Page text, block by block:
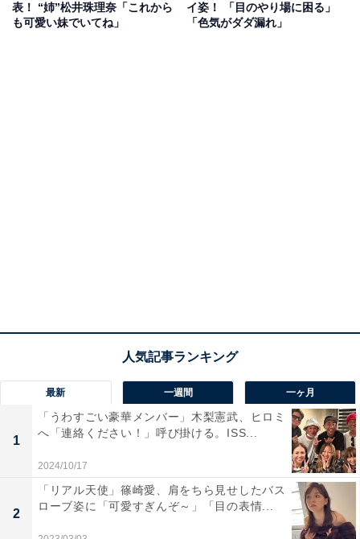
表！ “姉”松井珠理奈「これから
も可愛い妹でいてね」
イ姿！ 「目のやり場に困る」
「色気がダダ漏れ」
最新 一週間 一ヶ月
1
「うわすごい豪華メンバー」木梨憲武、ヒロミ
へ「連絡ください！」呼び掛ける。ISS...
2024/10/17
2
「リアル天使」篠崎愛、肩をちら見せしたバス
ローブ姿に「可愛すぎんぞ～」「目の表情...